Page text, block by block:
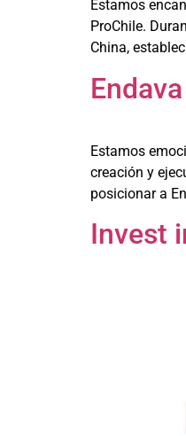
Estamos
ProChile.
China,
Endava
Estamos
creación y
posicionar a
Invest